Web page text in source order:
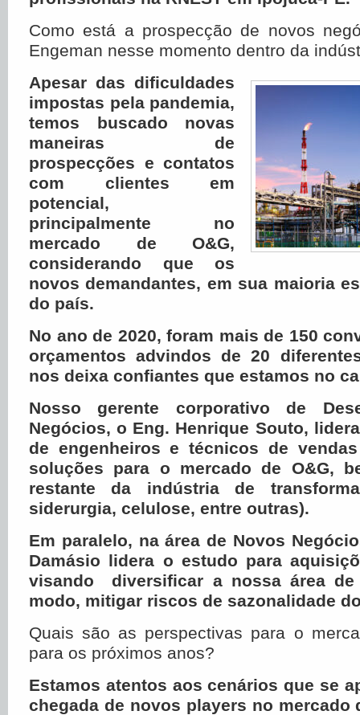
Como está a prospecção de novos
Engeman nesse momento dentro da
Apesar das dificuldades
impostas pela pandemia,
temos buscado novas
maneiras de
prospecções e contatos
com clientes em
potencial,
principalmente no
mercado de O&G,
considerando que os
novos demandantes, em sua maioria
do país.
No ano de 2020, foram mais de 150
orçamentos advindos de 20
nos deixa confiantes que estamos no
Nosso gerente corporativo de
Negócios, o Eng. Henrique Souto,
de engenheiros e técnicos de
soluções para o mercado de O&G,
restante da indústria de
siderurgia, celulose, entre outras).
Em paralelo, na área de Novos
Damásio lidera o estudo para
visando diversificar a nossa área de
modo, mitigar riscos de sazonalidade
Quais são as perspectivas para o
para os próximos anos?
Estamos atentos aos cenários que se
chegada de novos players no mercado